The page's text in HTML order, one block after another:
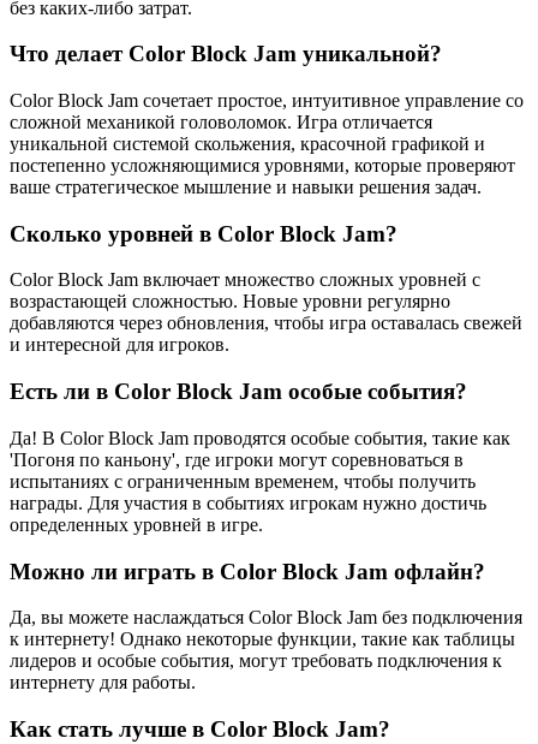
без каких-либо затрат.
Что делает Color Block Jam уникальной?
Color Block Jam сочетает простое, интуитивное управление со
сложной механикой головоломок. Игра отличается
уникальной системой скольжения, красочной графикой и
постепенно усложняющимися уровнями, которые проверяют
ваше стратегическое мышление и навыки решения задач.
Сколько уровней в Color Block Jam?
Color Block Jam включает множество сложных уровней с
возрастающей сложностью. Новые уровни регулярно
добавляются через обновления, чтобы игра оставалась свежей
и интересной для игроков.
Есть ли в Color Block Jam особые события?
Да! В Color Block Jam проводятся особые события, такие как
'Погоня по каньону', где игроки могут соревноваться в
испытаниях с ограниченным временем, чтобы получить
награды. Для участия в событиях игрокам нужно достичь
определенных уровней в игре.
Можно ли играть в Color Block Jam офлайн?
Да, вы можете наслаждаться Color Block Jam без подключения
к интернету! Однако некоторые функции, такие как таблицы
лидеров и особые события, могут требовать подключения к
интернету для работы.
Как стать лучше в Color Block Jam?